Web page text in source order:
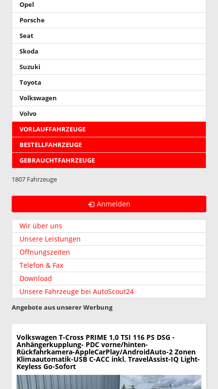
Opel
Porsche
Seat
Skoda
Suzuki
Toyota
Volkswagen
Volvo
VORLAUFFAHRZEUGE
BESTELLFAHRZEUGE
GEBRAUCHTFAHRZEUGE
1807 Fahrzeuge
Anmelden
Wir über uns
Unsere Leistungen
Öffnungszeiten
Telefon & Fax
Download
Unsere Fahrzeuge bei AutoScout24
Angebote aus unserer Werbung
Volkswagen T-Cross PRIME 1,0 TSI 116 PS DSG -
Anhängerkupplung- PDC vorne/hinten-
Rückfahrkamera-AppleCarPlay/AndroidAuto-2 Zonen
Klimaautomatik-USB C-ACC inkl. TravelAssist-IQ Light-
Keyless Go-Sofort